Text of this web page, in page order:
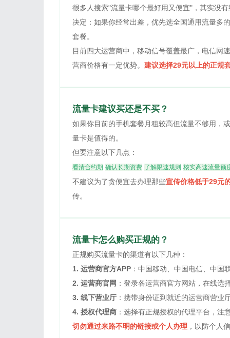
很多人搜索"流量卡哪个最好用又便宜"，其实没
决定：如果你经常出差，优先选全国通用流量多
套餐。
目前四大运营商中，移动信号覆盖最广，电信网
营商价格有一定优势。 建议选择29元以上的正规
流量卡建议买还是不买？
如果你目前的手机套餐月租较高但流量不够用，
量卡是值得的。
但要注意以下几点：
看清合约期 确认长期资费 了解限速规则 核实高速流量额
不建议为了贪便宜去办理那些宣传价格低于29元
传。
流量卡怎么购买正规的？
正规购买流量卡的渠道有以下几种：
1. 运营商官方APP ：中国移动、中国电信、中国
2. 运营商官网 ：登录各运营商官方网站，在线选
3. 线下营业厅 ：携带身份证到就近的运营商营业
4. 授权代理商 ：选择有正规授权的代理平台，注
切勿通过来路不明的链接或个人办理 ，以防个人